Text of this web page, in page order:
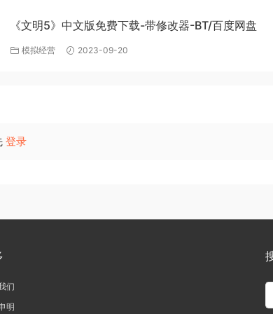
《文明5》中文版免费下载-带修改器-BT/百度网盘
模拟经营 2023-09-20
登录
们
明